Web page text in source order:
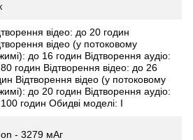
відео: до 20 годин
відео (у потоко­вому
до 16 годин Відтворення аудіо:
годин Відтворення відео: до 26
Відтворення відео (у потоко­вому
до 20 годин Відтворення аудіо:
годин Обидві моделі: І
- 3279 мАг